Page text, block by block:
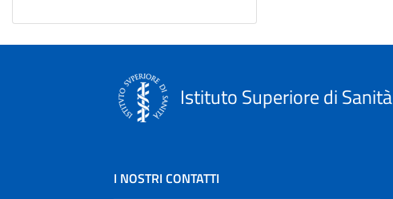
Istituto Superiore di Sanità
I NOSTRI CONTATTI